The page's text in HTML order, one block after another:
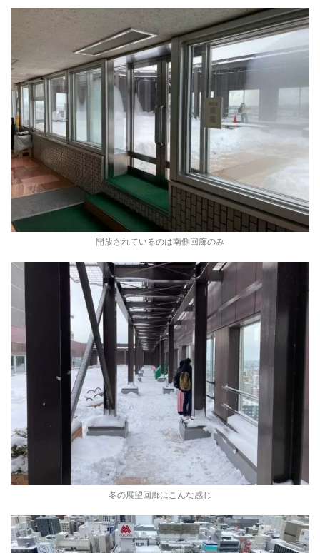
開放されているのは南側回廊のみ
冬の展望回廊はこんな感じ